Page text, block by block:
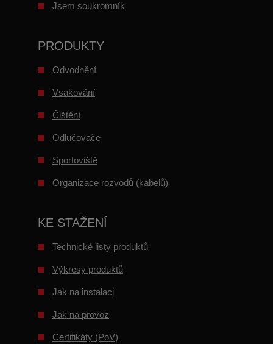
Jsem soukromník
PRODUKTY
Odvodnění
Vsakování
Čištění
Odlučovače
Sportoviště
Organizace rozvodů (kabelů)
KE STAŽENÍ
Technické listy produktů
Výkresy produktů
Jak na instalaci
Jak na provoz
Certifikáty (PoV)